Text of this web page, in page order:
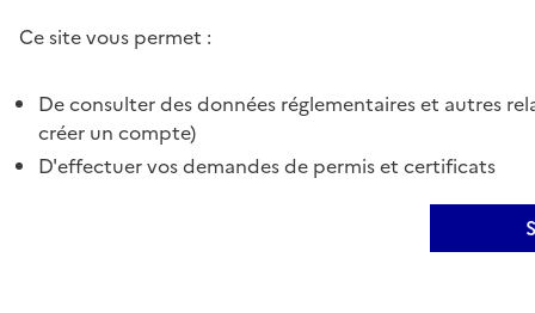
Ce site vous permet :
De consulter des données réglementaires et autres
créer un compte)
D'effectuer vos demandes de permis et certificats